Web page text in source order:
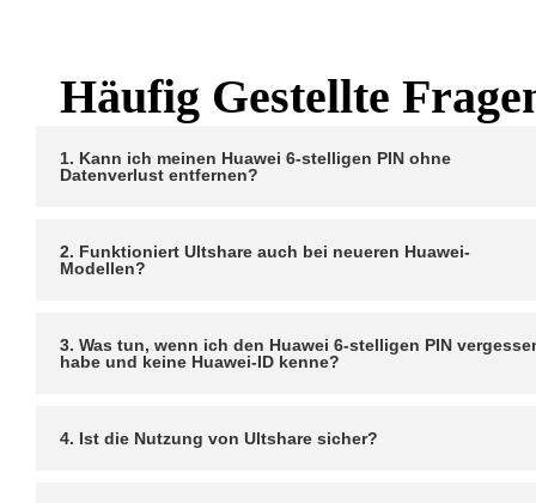
Häufig Gestellte
1. Kann ich meinen Huawei 6-stelligen PIN ohne
Datenverlust entfernen?
2. Funktioniert Ultshare auch bei neueren Huawei-
Modellen?
3. Was tun, wenn ich den Huawei 6-stelligen PIN
habe und keine Huawei-ID kenne?
4. Ist die Nutzung von Ultshare sicher?